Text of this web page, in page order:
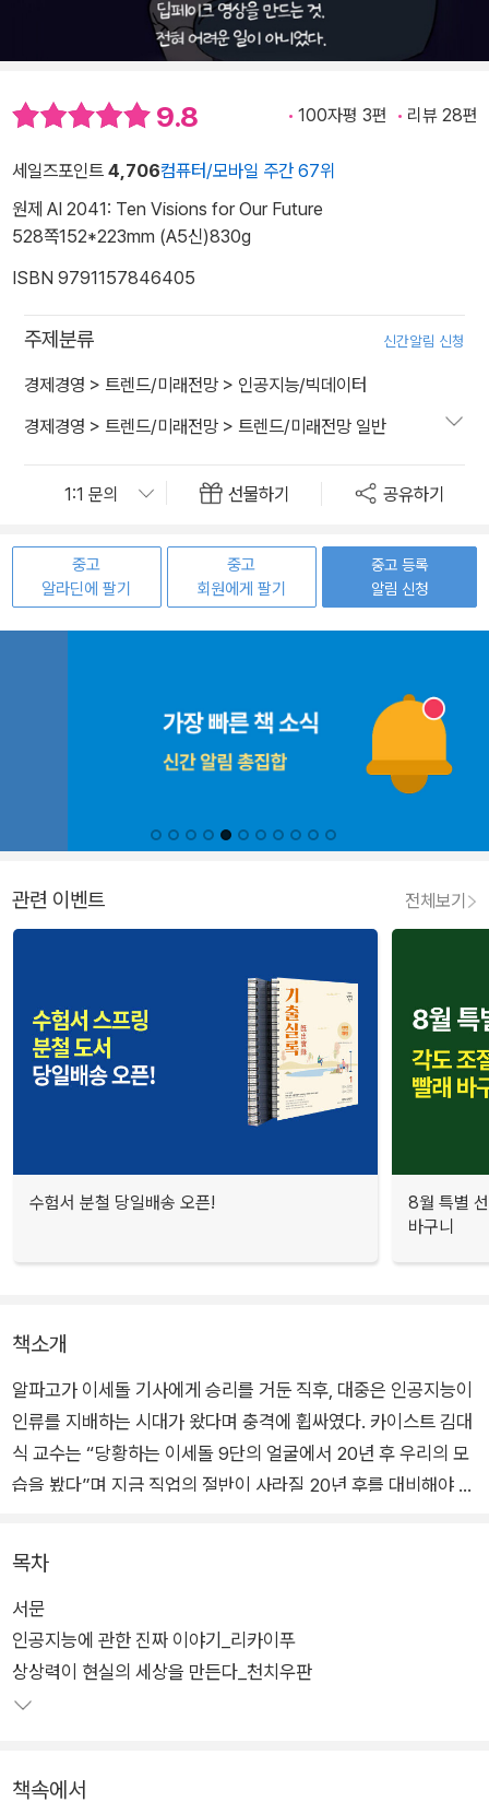
9.8 100자평 3편 리뷰 28편
세일즈포인트 4,706컴퓨터/모바일 주간 67위
원제 AI 2041: Ten Visions for Our Future
528쪽152*223mm (A5신)830g
ISBN 9791157846405
주제분류 신간알림 신청
경제경영 > 트렌드/미래전망 > 인공지능/빅데이터
경제경영 > 트렌드/미래전망 > 트렌드/미래전망 일반
선물하기 공유하기
중고
알라딘에 팔기
중고
회원에게 팔기
중고 등록
알림 신청
관련 이벤트 전체보기
수험서 분철 당일배송 오픈!
8월 특별
바구니
책소개
알파고가 이세돌 기사에게 승리를 거둔 직후, 대중은 인공지능이
인류를 지배하는 시대가 왔다며 충격에 휩싸였다. 카이스트 김대
식 교수는 “당황하는 이세돌 9단의 얼굴에서 20년 후 우리의 모
습을 봤다”며 지금 직업의 절반이 사라질 20년 후를 대비해야 한
000명의 프로 기사가 훈수를 두는 상대와 싸워서 졌을 뿐”이라
며 지나친 AI포비아를 경계하기도 했다.
그리고 지금, 인공지능은 우리의 오늘과 미래를 과연 얼마나 바꿔
놓았을까? 인공지능이 계속 발전하고 지금보다 더 많은 곳에 적
용되면 어떤 미래가 펼쳐질까? 신선한 접근 방식과 대담한 분석
목차
서문
인공지능에 관한 진짜 이야기_리카이푸
상상력이 현실의 세상을 만든다_천치우판
책속에서